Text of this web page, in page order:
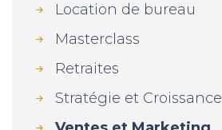
Location de bureau
Masterclass
Retraites
Stratégie et Croissance